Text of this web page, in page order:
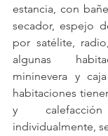
estancia, con
secador, espejo
por satélite,
algunas
mininevera y
habitaciones
y
individualmente,